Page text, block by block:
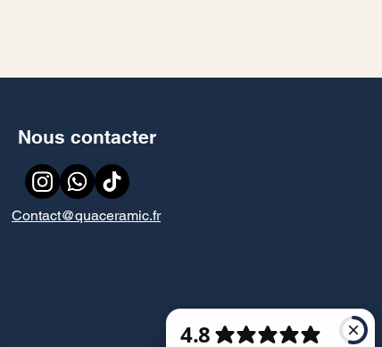
Nous contacter
Contact@quaceramic.fr